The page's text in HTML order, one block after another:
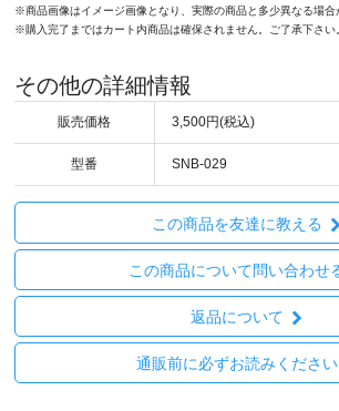
※商品画像はイメージ画像となり、実際の商品と多少異なる場合
※購入完了まではカート内商品は確保されません。ご了承下さい
その他の詳細情報
販売価格 3,500円(税込)
型番 SNB-029
この商品を友達に教える
この商品について問い合わせ
返品について
通販前に必ずお読みください